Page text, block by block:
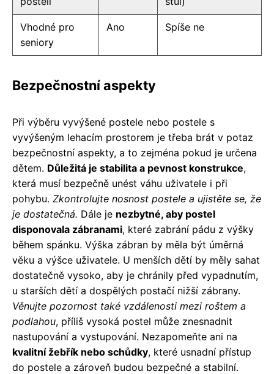
Vhodné pro
seniory
Ano Spíše ne
Bezpečnostní aspekty
Při výběru vyvýšené postele nebo postele s
vyvýšeným lehacím prostorem je třeba brát v potaz
bezpečnostní aspekty, a to zejména pokud je určena
dětem. Důležitá je stabilita a pevnost konstrukce,
která musí bezpečně unést váhu uživatele i při
pohybu. Zkontrolujte nosnost postele a ujistěte se, že
je dostatečná. Dále je nezbytné, aby postel
disponovala zábranami, které zabrání pádu z výšky
během spánku. Výška zábran by měla být úměrná
věku a výšce uživatele. U menších dětí by měly sahat
dostatečně vysoko, aby je chránily před vypadnutím,
u starších dětí a dospělých postačí nižší zábrany.
Věnujte pozornost také vzdálenosti mezi roštem a
podlahou, příliš vysoká postel může znesnadnit
nastupování a vystupování. Nezapomeňte ani na
kvalitní žebřík nebo schůdky, které usnadní přístup
do postele a zároveň budou bezpečné a stabilní.